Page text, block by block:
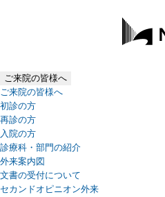
ご来院の皆様へ
ご来院の皆様へ
初診の方
再診の方
入院の方
診療科・部門の紹介
外来案内図
文書の受付について
セカンドオピニオン外来